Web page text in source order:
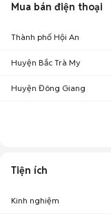
Mua bán điện thoại
Thành phố Hội An
Huyện Bắc Trà My
Huyện Đông Giang
Tiện ích
Kinh nghiệm